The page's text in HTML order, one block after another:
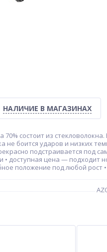
НАЛИЧИЕ В МАГАЗИНАХ
состоит из
боится ударов и низких
подстраивается под
доступная цена —
положение под любой рост